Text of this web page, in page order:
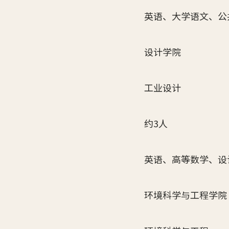
英语、大学语文、
设计学院
工业设计
约3人
英语、高等数学、
环境科学与工程学院